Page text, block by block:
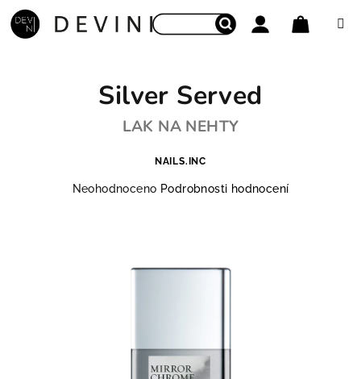
Přejít na obsah
Silver Served
LAK NA NEHTY
NAILS.INC
Průměrné hodnocení produktu je 0,0 z 5 hvězdiček.
Neohodnoceno Podrobnosti hodnocení